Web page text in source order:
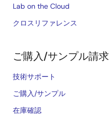
Lab on the Cloud
クロスリファレンス
ご購入/サンプル請求
技術サポート
ご購入/サンプル
在庫確認